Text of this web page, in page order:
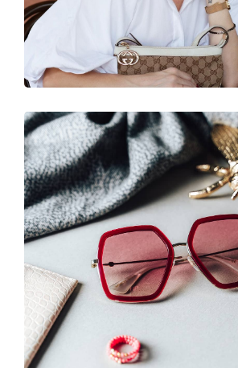
Βάρος:
Ρυθμιζόμενα μαξιλάρια μύτης:
Εύκαμπτη άρθρωση:
Αξεσουάρ
Παρέχονται με θήκη:
Πανί καθαρισμού:
Άλλα
Τύπος:
Κατηγορία:
Χρήση:
Κωδικός Προϊόντος / Μοντέλο: